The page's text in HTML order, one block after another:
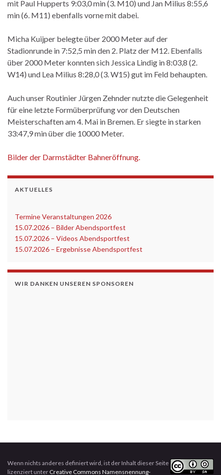
mit Paul Hupperts 9:03,0 min (3. M10) und Jan Milius 8:55,6
min (6. M11) ebenfalls vorne mit dabei.
Micha Kuijper belegte über 2000 Meter auf der
Stadionrunde in 7:52,5 min den 2. Platz der M12. Ebenfalls
über 2000 Meter konnten sich Jessica Lindig in 8:03,8 (2.
W14) und Lea Milius 8:28,0 (3. W15) gut im Feld behaupten.
Auch unser Routinier Jürgen Zehnder nutzte die Gelegenheit
für eine letzte Formüberprüfung vor den Deutschen
Meisterschaften am 4. Mai in Bremen. Er siegte in starken
33:47,9 min über die 10000 Meter.
Bilder der Darmstädter Bahneröffnung.
AKTUELLES
Termine Veranstaltungen 2026
15.07.2026 – Bilder Abendsportfest
15.07.2026 – Videos Abendsportfest
15.07.2026 – Ergebnisse Abendsportfest
WIR DANKEN UNSEREN SPONSOREN
Wenn nichts anderes definiert wird, ist der Inhalt dieser Seite
lizenziert unter Creative Commons Namensnennung-